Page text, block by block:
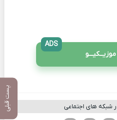
پست قبلی
ADS
شبکه های اجتماعی